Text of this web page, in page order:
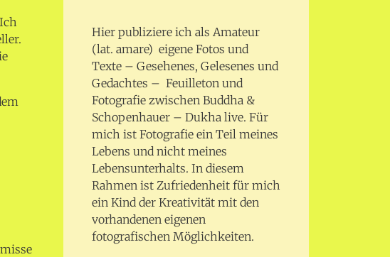
Hier publiziere ich als Amateur
(lat. amare) eigene Fotos und
Texte – Gesehenes, Gelesenes und
Gedachtes – Feuilleton und
Fotografie zwischen Buddha &
Schopenhauer – Dukha live. Für
mich ist Fotografie ein Teil meines
Lebens und nicht meines
Lebensunterhalts. In diesem
Rahmen ist Zufriedenheit für mich
ein Kind der Kreativität mit den
vorhandenen eigenen
fotografischen Möglichkeiten.